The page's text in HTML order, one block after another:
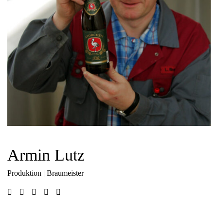
Armin Lutz
Produktion | Braumeister